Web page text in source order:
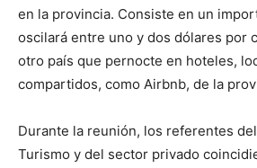
en la provincia. Consiste en un
oscilará entre uno y dos dólares por
otro país que pernocte en hoteles,
compartidos, como Airbnb, de la
Durante la reunión, los referentes
Turismo y del sector privado